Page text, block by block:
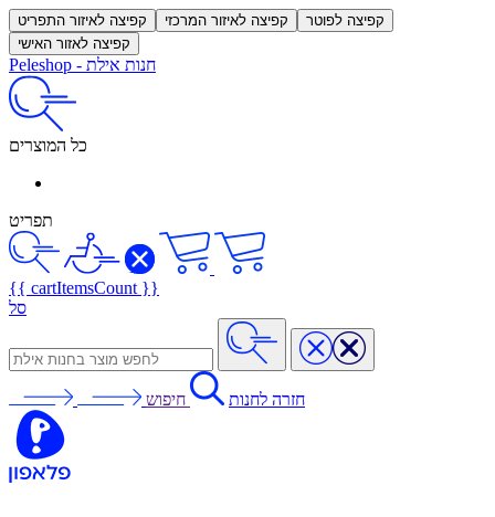
קפיצה לאיזור התפריט קפיצה לאיזור המרכזי
קפיצה לפוטר
קפיצה לאזור האישי
Peleshop - חנות אילת
כל המוצרים
תפריט
{{ cartItemsCount }}
סל
חזרה לחנות חיפוש